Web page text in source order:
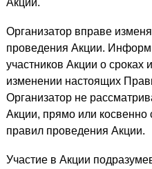
Акции.
Организатор вправе
проведения Акции.
участников Акции о сроках
изменении настоящих
Организатор не
Акции, прямо или
правил проведения Акции.
Участие в Акции